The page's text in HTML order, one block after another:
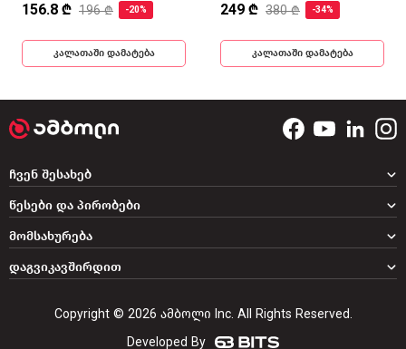
156.8 ₾ 196 ₾ -20%
კალათაში დამატება
249 ₾ 380 ₾ -34%
კალათაში დამატება
დაგვიკავშირდით
ჩვენ შესახებ
წესები და პირობები
მომსახურება
Copyright © 2026 ამბოლი Inc. All Rights Reserved.
Developed By